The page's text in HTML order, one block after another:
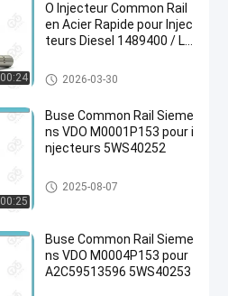
00:24
O Injecteur Common Rail
en Acier Rapide pour Injec
teurs Diesel 1489400 / LR
Bec de Siemens VDO
2026-03-30
00:25
Buse Common Rail Sieme
ns VDO M0001P153 pour i
njecteurs 5WS40252
Bec de Siemens VDO
2025-08-07
Buse Common Rail Sieme
ns VDO M0004P153 pour
A2C59513596 5WS40253